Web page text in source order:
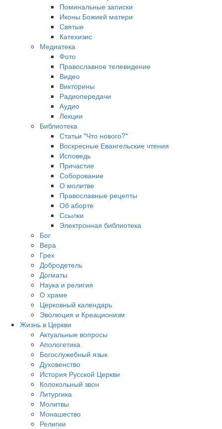
Поминальные записки
Иконы Божией матери
Святые
Катехизис
Медиатека
Фото
Православное телевидение
Видео
Викторины
Радиопередачи
Аудио
Лекции
Библиотека
Статьи "Что нового?"
Воскресные Евангельские чтения
Исповедь
Причастие
Соборование
О молитве
Православные рецепты
Об аборте
Ссылки
Электронная библиотека
Бог
Вера
Грех
Добродетель
Догматы
Наука и религия
О храме
Церковный календарь
Эволюция и Креационизм
Жизнь в Церкви
Актуальные вопросы
Апологетика
Богослужебный язык
Духовенство
История Русской Церкви
Колокольный звон
Литургика
Молитвы
Монашество
Религии